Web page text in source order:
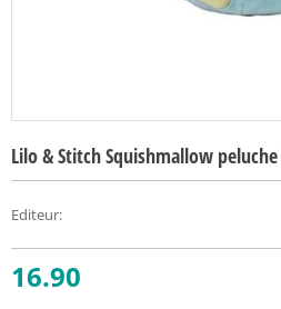
Lilo & Stitch Squishmallow
Editeur:
16.90